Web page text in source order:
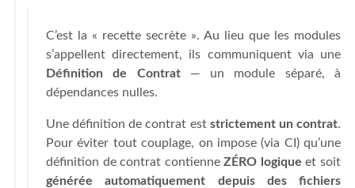
C’est la « recette secrète ». Au lieu que les modules
s’appellent directement, ils communiquent via une
Définition de Contrat— un module séparé, à
dépendances nulles.
Une définition de contrat est strictement un contrat.
Pour éviter tout couplage, on impose (via CI) qu’une
définition de contrat contienneZÉRO logique et soit
générée automatiquement depuis des fichiers